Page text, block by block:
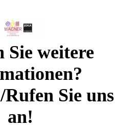
Sie weitere
Rufen Sie uns
an!